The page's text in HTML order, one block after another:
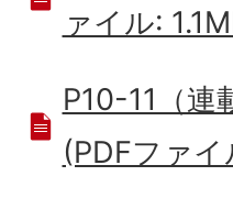
ァイル:
P10-11（連
(PDFファ